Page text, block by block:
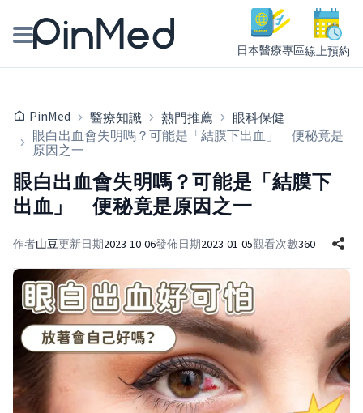
日本醫療專區線上預約
醫師專欄專訪
健康主題館
我是醫療人員
PinMed 醫療知識 熱門推薦
眼科保健
眼白出血會失明嗎？可能是「結膜下出血」 便秘竟是
原因之一
眼白出血會失明嗎？可能是「結膜下
出血」 便秘竟是原因之一
作者山豆更新日期2023-10-06發佈日期2023-01-05觀看次數360